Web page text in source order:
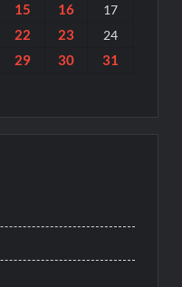
15 16 17
22 23 24
29 30 31